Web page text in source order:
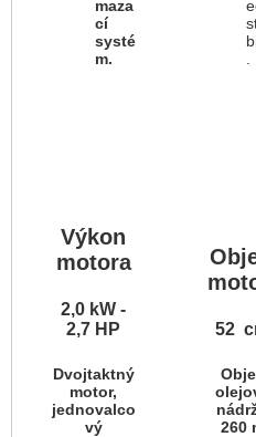
maza
cí
systé
m.
Výkon
motora
2,0 kW -
2,7 HP
Dvojtaktný
motor,
jednovalco
vý
52
260